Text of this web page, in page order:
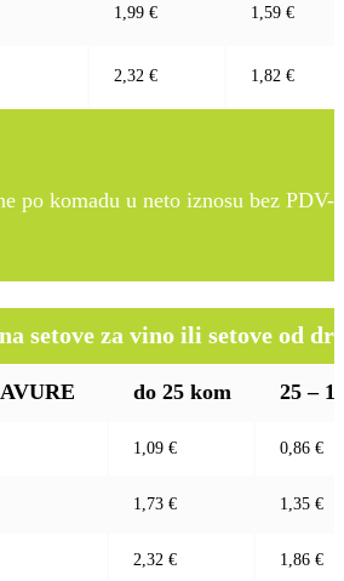
1,99 € 1,59 €
2,32 € 1,82 €
po komadu u neto iznosu bez PDV-
setove za vino ili setove od
do 25 kom 25 –
1,09 € 0,86 €
1,73 € 1,35 €
2,32 € 1,86 €